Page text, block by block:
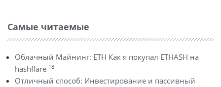
Самые читаемые
Облачный Майнинг: ETH Как я покупал ETHASH на
hashflare 18
Отличный способ: Инвестирование и пассивный